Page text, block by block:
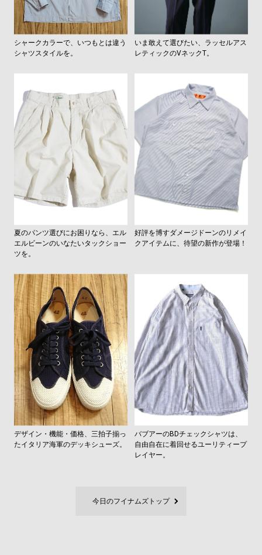
シャークカラーで、いつもとは違う
シャツスタイルを。
いま敢えて選びたい、ラッセルアス
レティックのVネックT。
夏のパンツ選びにお困りなら、エル
エルビーンのいなたいタックショー
ツを。
好評を博すダメージドーンのリメイ
クアイテムに、待望の新作が登場！
デザイン・機能・価格、三拍子揃っ
たイタリア海軍のデッキシューズ。
バブアーのBDチェックシャツは、
自由自在に着回せるユーリティープ
レイヤー。
今日のフイナムズトップ